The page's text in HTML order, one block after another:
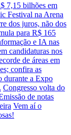
7,15 bilhões em
Festival na Arena
dos juros, não dos
para R$ 165
e IA nas
candidaturas nos
de áreas em
confira as
durante a Expo
Congresso volta do
de notas
Vem aí o